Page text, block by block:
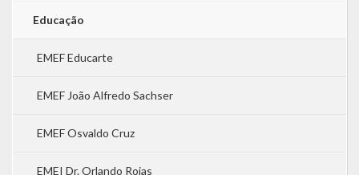
Educação
EMEF Educarte
EMEF João Alfredo Sachser
EMEF Osvaldo Cruz
EMEI Dr. Orlando Rojas